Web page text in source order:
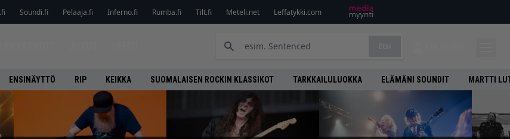
Soundi.fi Pelaaja.fi Inferno.fi Rumba.fi Tilt.fi Meteli.net Leffatykki.com
ENSINÄYTTÖ RIP KEIKKA SUOMALAISEN ROCKIN KLASSIKOT TARKKAILULUOKKA ELÄMÄNI SOUNDIT MARTTI